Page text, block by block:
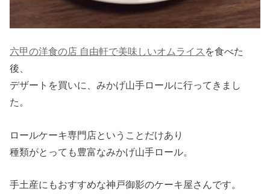
六甲の洋食の店 自由軒で美味しいオムライス を食べた
後、
デザートを買いに、みかげ山手ロールに行ってきまし
た。
ロールケーキ専門店ということだけあり
種類がとっても豊富なみかげ山手ロール。
手土産にもおすすめな神戸御影のケーキ屋さんです。